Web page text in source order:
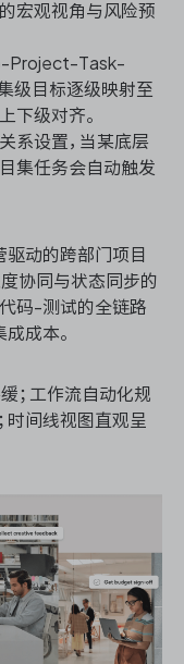
宏观视角与风险预
Project-Task-
级目标逐级映射至
下级对齐。
系设置，当某底层
集任务会自动触发
动的跨部门项目
协同与状态同步的
码-测试的全链路
成本。
；工作流自动化规
时间线视图直观呈